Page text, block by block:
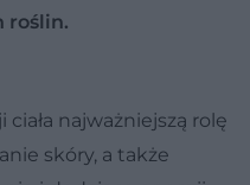
roślin.
najważniejszą rolę
skóry, a także